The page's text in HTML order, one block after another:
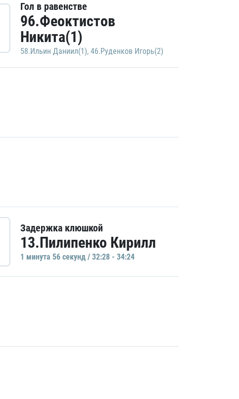
Гол в равенстве
96.Феоктистов
Никита(1)
58.Ильин Даниил(1), 46.Руденков Игорь(2)
Задержка клюшкой
13.Пилипенко Кирилл
1 минутa 56 секунд / 32:28 - 34:24